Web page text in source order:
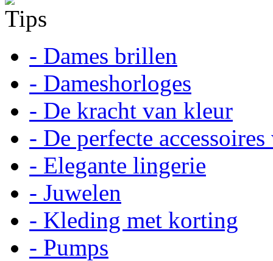
Tips
- Dames brillen
- Dameshorloges
- De kracht van kleur
- De perfecte
- Elegante lingerie
- Juwelen
- Kleding met korting
- Pumps